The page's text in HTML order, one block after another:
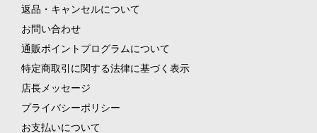
返品・キャンセルについて
お問い合わせ
通販ポイントプログラムについて
特定商取引に関する法律に基づく表示
店長メッセージ
プライバシーポリシー
お支払いについて